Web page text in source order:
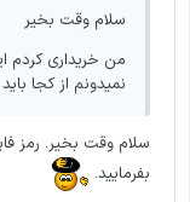
سلام وقت بخیر
من خریداری کردم
نمیدونم از کجا باید
سلام وقت بخیر. رمز
بفرمایید.